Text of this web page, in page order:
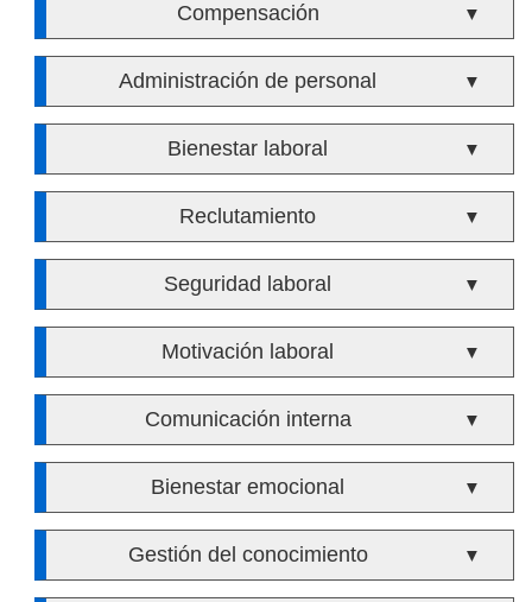
Compensación ▼
Administración de personal ▼
Bienestar laboral ▼
Reclutamiento ▼
Seguridad laboral ▼
Motivación laboral ▼
Comunicación interna ▼
Bienestar emocional ▼
Gestión del conocimiento ▼